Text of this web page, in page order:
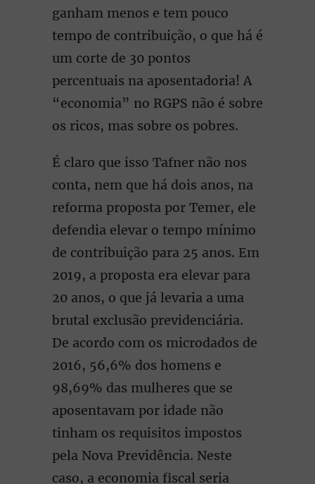
ganham menos e tem pouco
tempo de contribuição, o que há é
um corte de 30 pontos
percentuais na aposentadoria! A
“economia” no RGPS não é sobre
os ricos, mas sobre os pobres.
É claro que isso Tafner não nos
conta, nem que há dois anos, na
reforma proposta por Temer, ele
defendia elevar o tempo mínimo
de contribuição para 25 anos. Em
2019, a proposta era elevar para
20 anos, o que já levaria a uma
brutal exclusão previdenciária.
De acordo com os microdados de
2016, 56,6% dos homens e
98,69% das mulheres que se
aposentavam por idade não
tinham os requisitos impostos
pela Nova Previdência. Neste
caso, a economia fiscal seria